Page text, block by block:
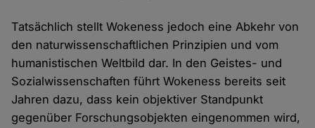
Tatsächlich stellt Wokeness jedoch eine Abkehr von
den naturwissenschaftlichen Prinzipien und vom
humanistischen Weltbild dar. In den Geistes- und
Sozialwissenschaften führt Wokeness bereits seit
Jahren dazu, dass kein objektiver Standpunkt
gegenüber Forschungsobjekten eingenommen wird,